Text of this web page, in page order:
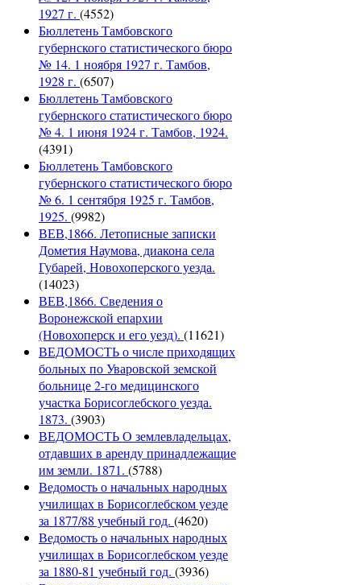
1927 г. (4552)
Бюллетень Тамбовского
губернского статистического бюро
№ 14. 1 ноября 1927 г. Тамбов,
1928 г. (6507)
Бюллетень Тамбовского
губернского статистического бюро
№ 4. 1 июня 1924 г. Тамбов, 1924.
(4391)
Бюллетень Тамбовского
губернского статистического бюро
№ 6. 1 сентября 1925 г. Тамбов,
1925. (9982)
ВЕВ,1866. Летописные записки
Дометия Наумова, диакона села
Губарей, Новохоперского уезда.
(14023)
ВЕВ,1866. Сведения о
Воронежской епархии
(Новохоперск и его уезд). (11621)
ВЕДОМОСТЬ о числе приходящих
больных по Уваровской земской
больнице 2-го медицинского
участка Борисоглебского уезда.
1873. (3903)
ВЕДОМОСТЬ О землевладельцах,
отдавших в аренду принадлежащие
им земли. 1871. (5788)
Ведомость о начальных народных
училищах в Борисоглебском уезде
за 1877/88 учебный год. (4620)
Ведомость о начальных народных
училищах в Борисоглебском уезде
за 1880-81 учебный год. (3936)